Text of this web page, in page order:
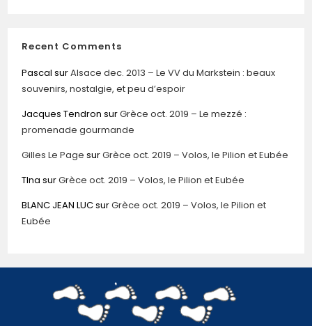
Recent Comments
Pascal surAlsace dec. 2013 – Le VV du Markstein : beaux
souvenirs, nostalgie, et peu d’espoir
Jacques Tendron surGrèce oct. 2019 – Le mezzé :
promenade gourmande
Gilles Le Page surGrèce oct. 2019 – Volos, le Pilion et Eubée
TIna surGrèce oct. 2019 – Volos, le Pilion et Eubée
BLANC JEAN LUCsurGrèce oct. 2019 – Volos, le Pilion et
Eubée